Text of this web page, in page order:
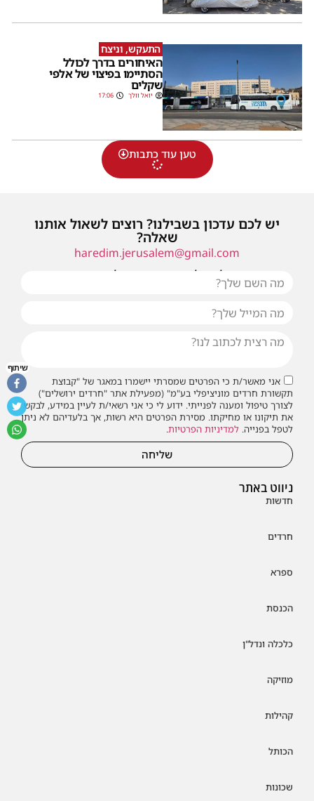
התעקש, וניצח
האיחורים בדרך לכולל
הסתיימו בפיצוי של אלפי
שקלים
יואל וולך 17:06
טען עוד כתבות
ניווט באתר
חדשות
חרדים
ספרא
הכנסת
כלכלה ונדל"ן
מוזיקה
קהילות
הכותל
שכונות
יש לכם עדכון בשבילנו? רוצים לשאול אותנו
שאלה?
haredim.jerusalem@gmail.com
או שילחו אלינו פנייה ונחזור אליכם בהקדם
אני מאשר/ת כי הפרטים שמסרתי יישמרו במאגר של "קבוצת
תקשורת חרדים מוניציפלי בע"מ" (מפעילת אתר "חרדים ירושלים")
לצורך טיפול ומענה לפנייתי. ידוע לי כי אני רשאי/ת לעיין במידע, לבקש
את תיקונו או מחיקתו. מסירת הפרטים היא רשות, אך בלעדיהם לא ניתן
לטפל בפנייה. למדיניות הפרטיות.
שליחה
שיתוף